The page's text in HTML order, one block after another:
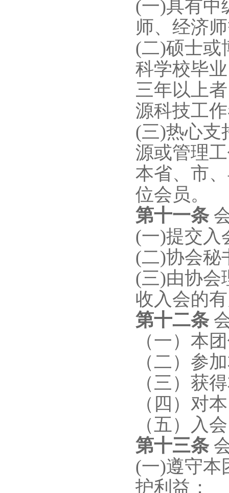
(一)具有中
师、经济
(二)硕士或
科学校毕
三年以上
源科技工
(三)热心支
源或管理
本省、市
位会员。
第十一条
(一)提交入
(二)协会秘
(三)由协会
收入会的
第十二条
（一）本
（二）参
（三）获
（四）对
（五）入
第十三条
(一)遵守本
护利益；